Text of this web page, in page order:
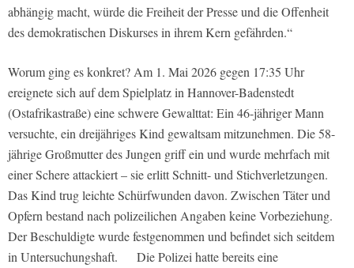
abhängig macht, würde die Freiheit der Presse und die Offenheit
des demokratischen Diskurses in ihrem Kern gefährden.“
Worum ging es konkret? Am 1. Mai 2026 gegen 17:35 Uhr
ereignete sich auf dem Spielplatz in Hannover-Badenstedt
(Ostafrikastraße) eine schwere Gewalttat: Ein 46-jähriger Mann
versuchte, ein dreijähriges Kind gewaltsam mitzunehmen. Die 58-
jährige Großmutter des Jungen griff ein und wurde mehrfach mit
einer Schere attackiert – sie erlitt Schnitt- und Stichverletzungen.
Das Kind trug leichte Schürfwunden davon. Zwischen Täter und
Opfern bestand nach polizeilichen Angaben keine Vorbeziehung.
Der Beschuldigte wurde festgenommen und befindet sich seitdem
in Untersuchungshaft. Die Polizei hatte bereits eine